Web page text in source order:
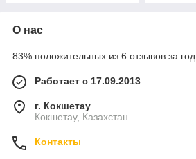
О нас
83% положительных из 6 отзывов за год
Работает с 17.09.2013
г. Кокшетау
Кокшетау, Казахстан
Контакты